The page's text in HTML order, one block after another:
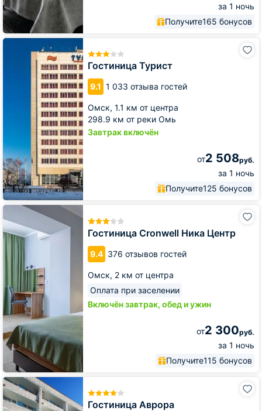
за 1 ночь
Получите165 бонусов
Гостиница Турист
9.1 1 033 отзыва гостей
Омск, 1.1 км от центра
298.9 км от реки Омь
Завтрак включён
от2 508руб.
за 1 ночь
Получите125 бонусов
Гостиница
Гостиница Cronwell Ника Центр
9.4 376 отзывов гостей
Омск, 2 км от центра
Оплата при заселении
Включён завтрак, обед и ужин
от2 300руб.
за 1 ночь
Получите115 бонусов
Гостиница
Cronwell
Ника
Центр
Гостиница Аврора
Гостиница
Аврора